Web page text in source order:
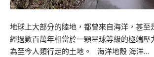
地球上大部分的陸地，都曾來自海洋，甚至
經過數百萬年相當於一顆星球等級的極端壓
為至今人類行走的土地。 海洋地殼 海洋…